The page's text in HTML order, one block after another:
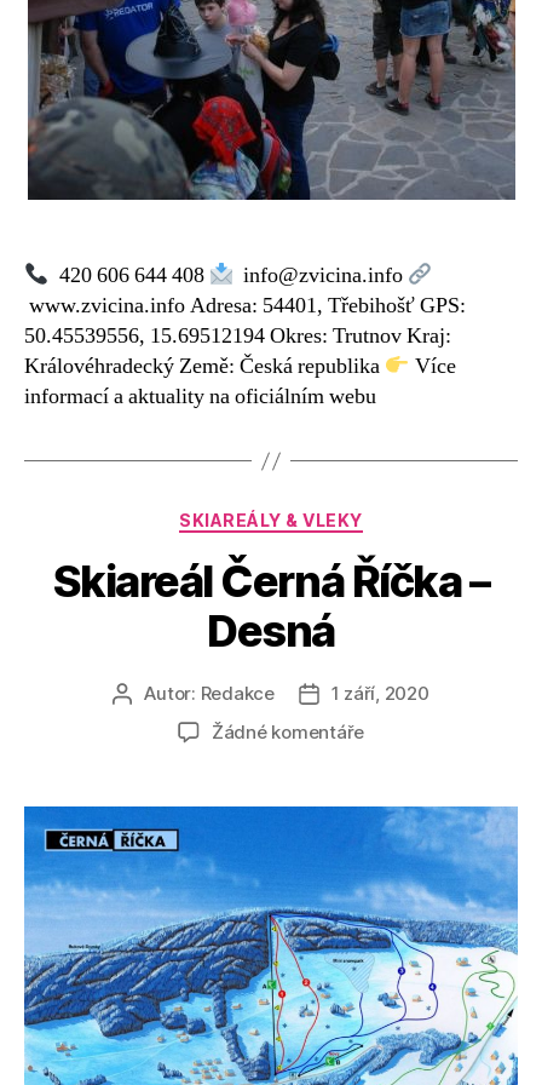
420 606 644 408
info@zvicina.info
www.zvicina.info Adresa: 54401, Třebihošť GPS:
50.45539556, 15.69512194 Okres: Trutnov Kraj:
Královéhradecký Země: Česká republika
Více
informací a aktuality na oficiálním webu
Rubriky
SKIAREÁLY & VLEKY
Skiareál Černá Říčka –
Desná
Autor
příspěvku
Autor: Redakce
Datum
příspěvku
1 září, 2020
Žádné komentářeu
názvem
Skiareál
Říčka
–
Desná